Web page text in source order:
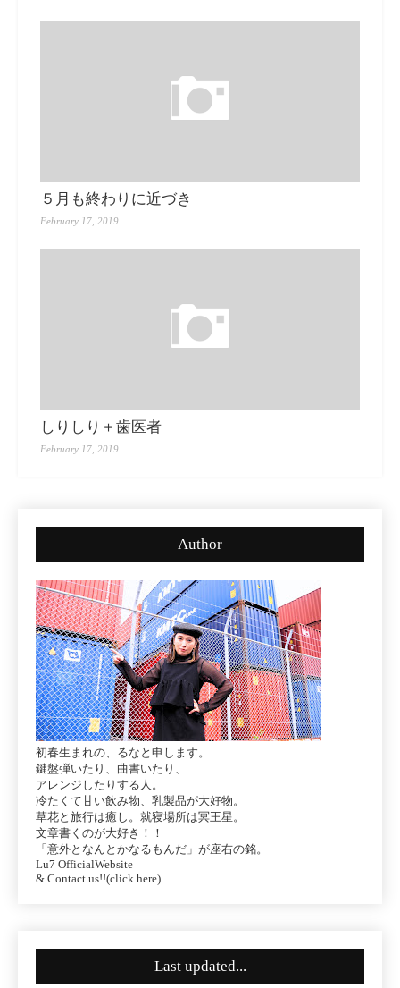
５月も終わりに近づき
February 17, 2019
しりしり＋歯医者
February 17, 2019
Author
初春生まれの、るなと申します。
鍵盤弾いたり、曲書いたり、
アレンジしたりする人。
冷たくて甘い飲み物、乳製品が大好物。
草花と旅行は癒し。就寝場所は冥王星。
文章書くのが大好き！！
「意外となんとかなるもんだ」が座右の銘。
Lu7 OfficialWebsite
& Contact us!!(click here)
Last updated...